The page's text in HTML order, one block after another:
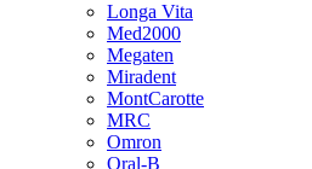
Longa Vita
Med2000
Megaten
Miradent
MontCarotte
MRC
Omron
Oral-B